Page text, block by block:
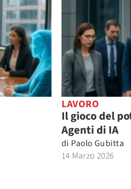
LAVORO
Il gioco del
Agenti di IA
di Paolo Gubitta
14 Marzo 2026